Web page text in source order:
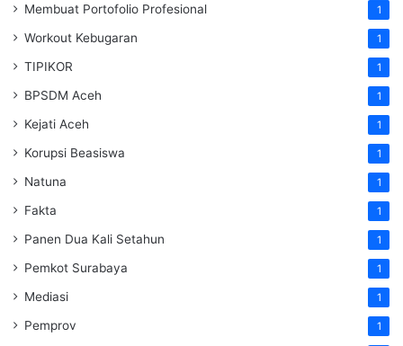
Membuat Portofolio Profesional 1
Workout Kebugaran 1
TIPIKOR 1
BPSDM Aceh 1
Kejati Aceh 1
Korupsi Beasiswa 1
Natuna 1
Fakta 1
Panen Dua Kali Setahun 1
Pemkot Surabaya 1
Mediasi 1
Pemprov 1